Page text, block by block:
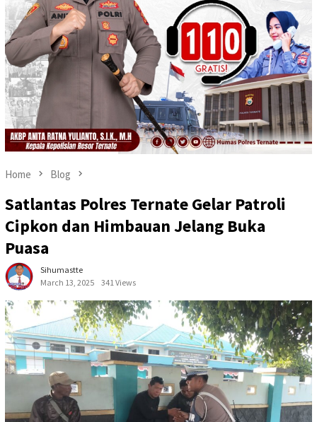
Home Blog
Satlantas Polres Ternate Gelar Patroli
Cipkon dan Himbauan Jelang Buka
Puasa
Sihumastte
March 13, 2025
341 Views